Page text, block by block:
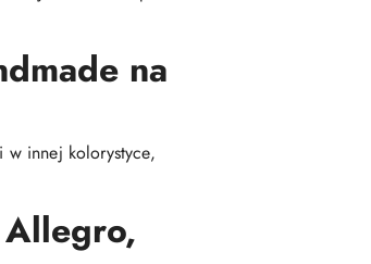
na
w innej kolorystyce,